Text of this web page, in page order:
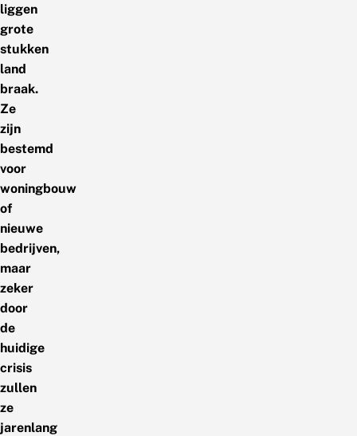
liggen
grote
stukken
land
braak.
Ze
zijn
bestemd
voor
woningbouw
of
nieuwe
bedrijven,
maar
zeker
door
de
huidige
crisis
zullen
ze
jarenlang